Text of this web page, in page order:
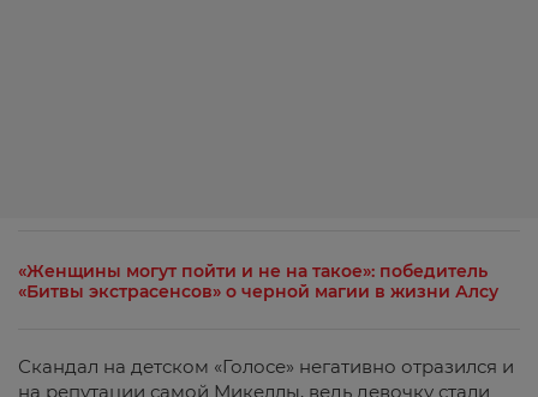
«Женщины могут пойти и не на такое»: победитель
«Битвы экстрасенсов» о черной магии в жизни Алсу
Скандал на детском «Голосе» негативно отразился и
на репутации самой Микеллы, ведь девочку стали